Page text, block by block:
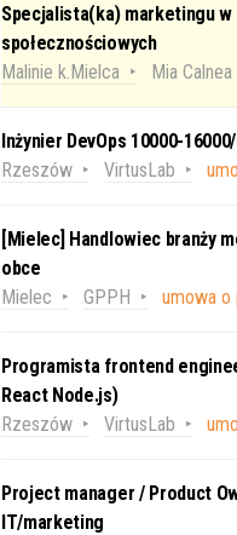
Specjalista(ka) marketingu w
społecznościowych
Malinie k.Mielca
Mia Calnea
Inżynier DevOps 10000-
Rzeszów
VirtusLab
[Mielec] Handlowiec branży
obce
Mielec
GPPH umowa o
Programista frontend
React Node.js)
Rzeszów
VirtusLab
Project manager / Product
IT/marketing